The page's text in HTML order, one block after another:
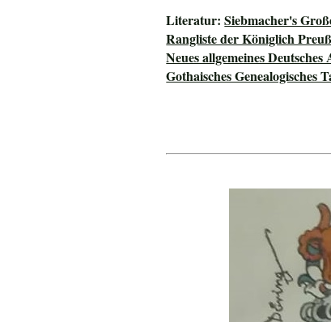
Literatur:Siebmacher's
Rangliste der Königlich
Neues allgemeines
Gothaisches Genealogisches